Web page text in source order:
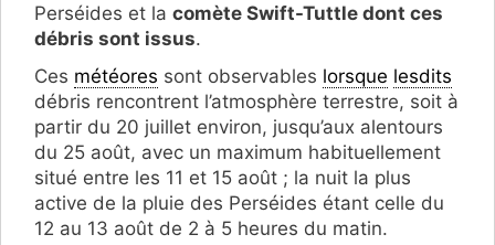
Perséides et la comète Swift-Tuttle dont ces
débris sont issus.
Ces météores sont observables lorsque lesdits
débris rencontrent l’atmosphère terrestre, soit à
partir du 20 juillet environ, jusqu’aux alentours
du 25 août, avec un maximum habituellement
situé entre les 11 et 15 août ; la nuit la plus
active de la pluie des Perséides étant celle du
12 au 13 août de 2 à 5 heures du matin.